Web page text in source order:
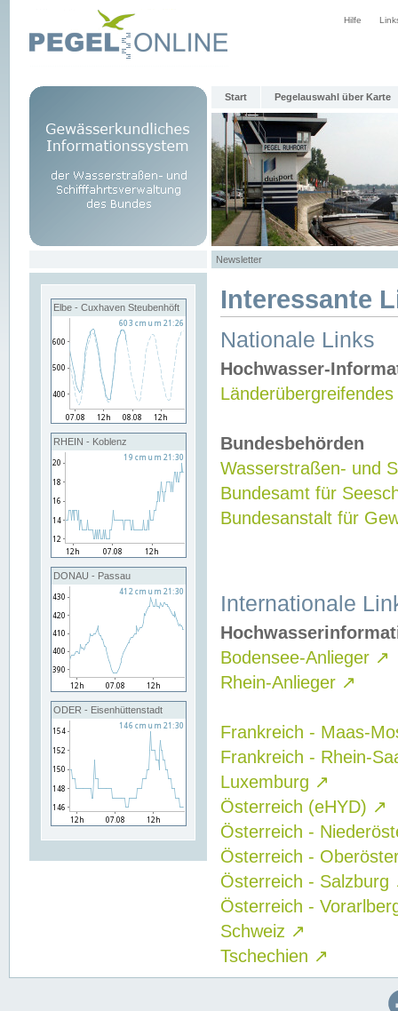
Hilfe
Start Pegelauswahl über Karte
Newsletter
Elbe - Cuxhaven Steubenhöft
RHEIN - Koblenz
DONAU - Passau
ODER - Eisenhüttenstadt
Interessante
Nationale Links
Hochwasser-
Bundesbehörden
Wasserstraßen- und
Bundesamt für
Bundesanstalt für
Internationale
Bodensee-Anlieger ↗
Rhein-Anlieger ↗
Frankreich - Maas-
Frankreich - Rhein-
Luxemburg ↗
Österreich (eHYD) ↗
Österreich -
Österreich -
Österreich - Salzburg
Österreich -
Schweiz ↗
Tschechien ↗